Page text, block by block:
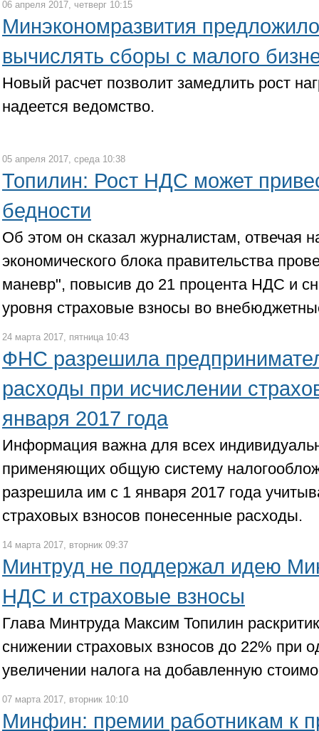
06 апреля 2017, четверг 10:15
Минэкономразвития
вычислять сборы с малого
Новый расчет позволит замедлить рост
надеется ведомство.
05 апреля 2017, среда 10:38
Топилин: Рост НДС может
бедности
Об этом он сказал журналистам, отвечая
экономического блока правительства
маневр", повысив до 21 процента НДС и
уровня страховые взносы во
24 марта 2017, пятница 10:43
ФНС разрешила
расходы при исчислении
января 2017 года
Информация важна для всех
применяющих общую систему
разрешила им с 1 января 2017 года
страховых взносов понесенные расходы.
14 марта 2017, вторник 09:37
Минтруд не поддержал идею
НДС и страховые взносы
Глава Минтруда Максим Топилин
снижении страховых взносов до 22% при
увеличении налога на добавленную
07 марта 2017, вторник 10:10
Минфин: премии работникам к